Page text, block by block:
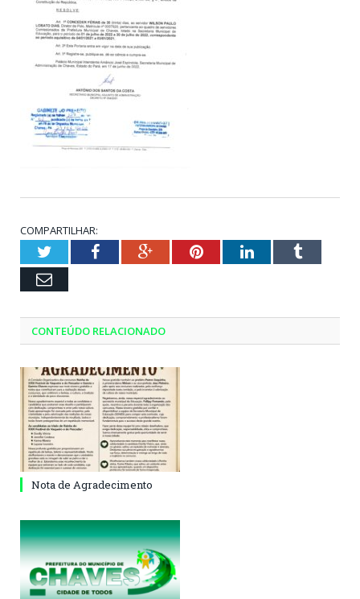
COMPARTILHAR:
TwitterFacebookGoogle+PinterestLinkedInTumblr
Email
CONTEÚDO RELACIONADO
Nota de Agradecimento